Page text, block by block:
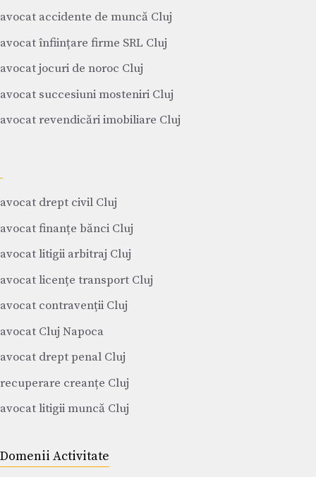
avocat accidente de muncă Cluj
avocat înființare firme SRL Cluj
avocat jocuri de noroc Cluj
avocat succesiuni mosteniri Cluj
avocat revendicări imobiliare Cluj
avocat drept civil Cluj
avocat finanțe bănci Cluj
avocat litigii arbitraj Cluj
avocat licențe transport Cluj
avocat contravenții Cluj
avocat Cluj Napoca
avocat drept penal Cluj
recuperare creanțe Cluj
avocat litigii muncă Cluj
Domenii Activitate